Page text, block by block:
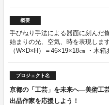
概要
手びねり手法による器面に刻んだ
始まりの光、空気、時を表現しま
（W×D×H）＝46×19×18㎝ ・木箱
プロジェクト名
京都の「工芸」を未来へ―美術工
出品作家を応援しよう！